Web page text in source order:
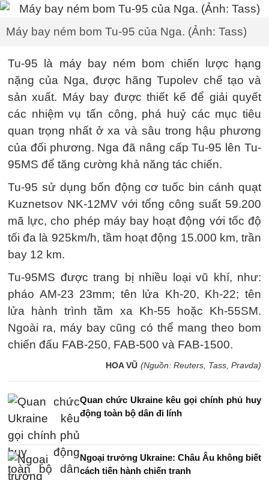
Máy bay ném bom Tu-95 của Nga. (Ảnh: Tass)
Tu-95 là máy bay ném bom chiến lược hạng
nặng của Nga, được hãng Tupolev chế tạo và
sản xuất. Máy bay được thiết kế để giải quyết
các nhiệm vụ tấn công, phá huỷ các mục tiêu
quan trọng nhất ở xa và sâu trong hậu phương
của đối phương. Nga đã nâng cấp Tu-95 lên Tu-
95MS để tăng cường khả năng tác chiến.
Tu-95 sử dụng bốn động cơ tuốc bin cánh quạt
Kuznetsov NK-12MV với tổng công suất 59.200
mã lực, cho phép máy bay hoạt động với tốc độ
tối đa là 925km/h, tầm hoạt động 15.000 km, trần
bay 12 km.
Tu-95MS được trang bị nhiều loại vũ khí, như:
pháo AM-23 23mm; tên lửa Kh-20, Kh-22; tên
lửa hành trình tầm xa Kh-55 hoặc Kh-55SM.
Ngoài ra, máy bay cũng có thể mang theo bom
chiến đấu FAB-250, FAB-500 và FAB-1500.
HOA VŨ (Nguồn: Reuters, Tass, Pravda)
Quan chức Ukraine kêu gọi chính phủ huy
động toàn bộ dân đi lính
Ngoại trưởng Ukraine: Châu Âu không biết
cách tiến hành chiến tranh